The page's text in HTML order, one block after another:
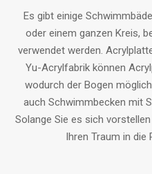
Es gibt einige
oder einem ganzen Kreis,
verwendet werden.
Yu-Acrylfabrik können
wodurch der Bogen
auch Schwimmbecken mit
Solange Sie es sich
Ihren Traum in die